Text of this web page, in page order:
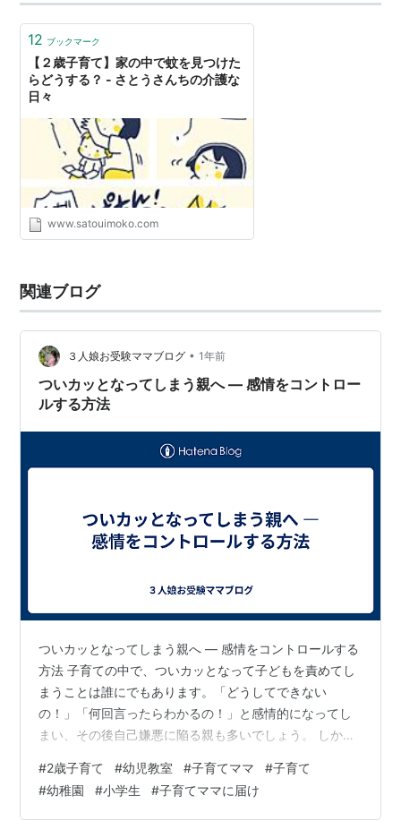
今の時点の子供とその日々の記憶への愛は、永遠の片想
いのようである。しかしそのことが、この時間の尊さを
強…
12 ブックマーク
【２歳子育て】家の中で蚊を見つけた
らどうする？ - さとうさんちの介護な
日々
www.satouimoko.com
関連ブログ
３人娘お受験ママブログ • 1年前
ついカッとなってしまう親へ — 感情をコントロー
ルする方法
ついカッとなってしまう親へ — 感情をコントロールする
方法 子育ての中で、ついカッとなって子どもを責めてし
まうことは誰にでもあります。「どうしてできない
の！」「何回言ったらわかるの！」と感情的になってし
まい、その後自己嫌悪に陥る親も多いでしょう。 しか
信のなさを生む原因になってしまうことも。そこで今回
は、感情をコントロールし、より良い親子関係を築くた
#2歳子育て #幼児教室 #子育てママ #子育て
#幼稚園 #小学生 #子育てママに届け